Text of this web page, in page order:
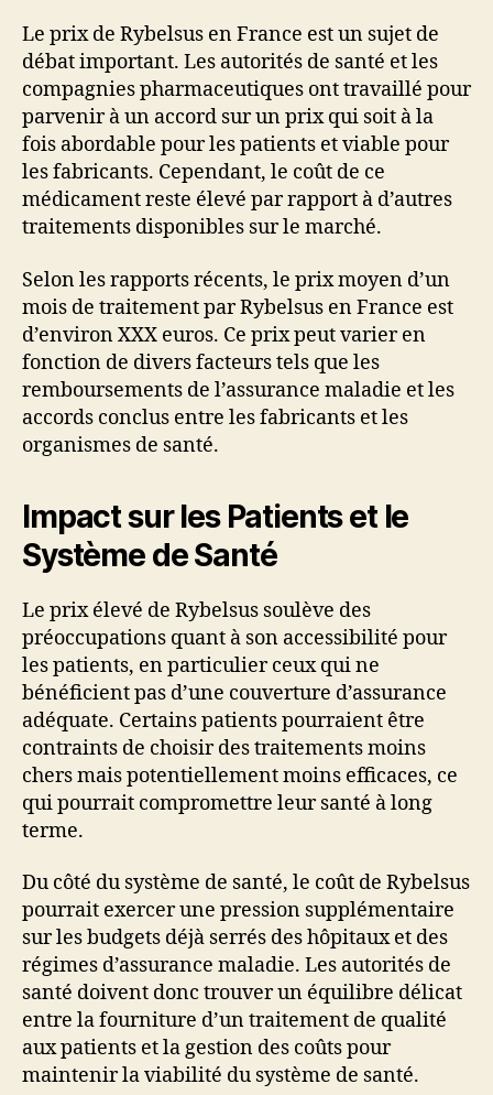
Le prix de Rybelsus en France est un sujet de
débat important. Les autorités de santé et les
compagnies pharmaceutiques ont travaillé pour
parvenir à un accord sur un prix qui soit à la
fois abordable pour les patients et viable pour
les fabricants. Cependant, le coût de ce
médicament reste élevé par rapport à d’autres
traitements disponibles sur le marché.
Selon les rapports récents, le prix moyen d’un
mois de traitement par Rybelsus en France est
d’environ XXX euros. Ce prix peut varier en
fonction de divers facteurs tels que les
remboursements de l’assurance maladie et les
accords conclus entre les fabricants et les
organismes de santé.
Impact sur les Patients et le
Système de Santé
Le prix élevé de Rybelsus soulève des
préoccupations quant à son accessibilité pour
les patients, en particulier ceux qui ne
bénéficient pas d’une couverture d’assurance
adéquate. Certains patients pourraient être
contraints de choisir des traitements moins
chers mais potentiellement moins efficaces, ce
qui pourrait compromettre leur santé à long
terme.
Du côté du système de santé, le coût de Rybelsus
pourrait exercer une pression supplémentaire
sur les budgets déjà serrés des hôpitaux et des
régimes d’assurance maladie. Les autorités de
santé doivent donc trouver un équilibre délicat
entre la fourniture d’un traitement de qualité
aux patients et la gestion des coûts pour
maintenir la viabilité du système de santé.